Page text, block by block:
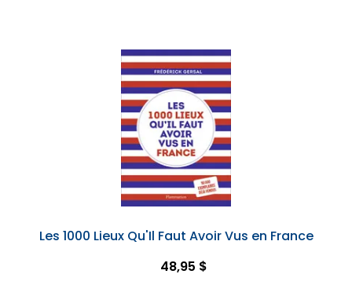
Les 1000 Lieux Qu'Il Faut Avoir Vus en France
48,95 $